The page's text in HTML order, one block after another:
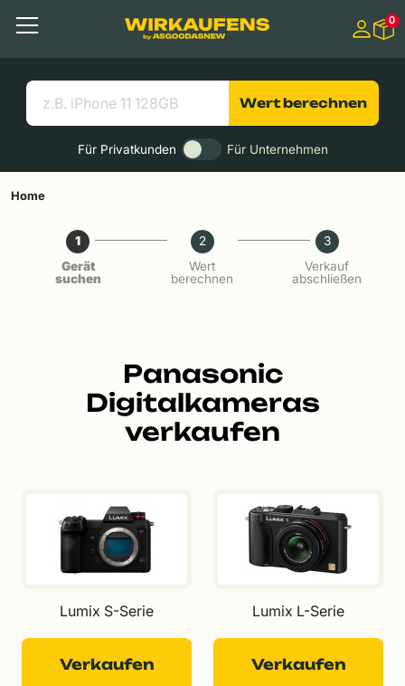
Menü
Suchen
Nützliche Links
0
Wert berechnen
Für Privatkunden Für Unternehmen
Home
1
Gerät
suchen
2
Wert
berechnen
3
Verkauf
abschließen
Panasonic
Digitalkameras
verkaufen
Lumix S-Serie
Verkaufen
Lumix L-Serie
Verkaufen